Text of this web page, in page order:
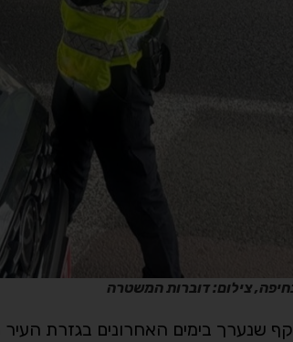
צילום: דוברות המשטרה